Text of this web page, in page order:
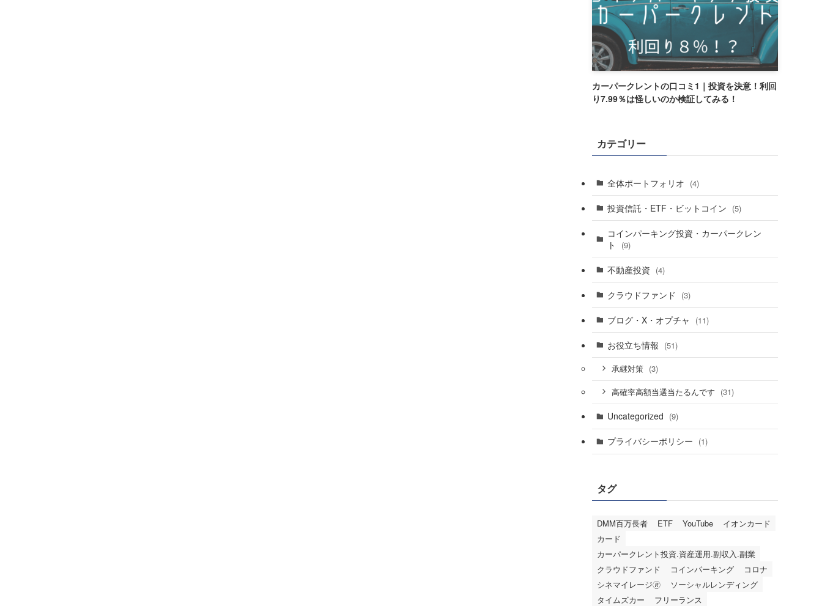
カーパークレントの口コミ1｜投資を決意！利回
り7.99％は怪しいのか検証してみる！
カテゴリー
全体ポートフォリオ (4)
投資信託・ETF・ビットコイン (5)
コインパーキング投資・カーパークレン
ト
(9)
不動産投資 (4)
クラウドファンド (3)
ブログ・X・オプチャ (11)
お役立ち情報 (51)
承継対策 (3)
高確率高額当選当たるんです (31)
Uncategorized (9)
プライバシーポリシー (1)
タグ
DMM百万長者 ETF YouTube
イオンカード
カード
カーパークレント投資.資産運用.副収入.副業
クラウドファンド
コインパーキング
コロナ
シネマイレージ🄬
ソーシャルレンディング
タイムズカー
フリーランス